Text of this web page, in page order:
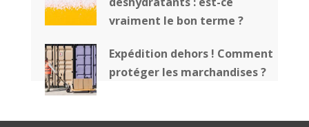
vraiment le bon terme ?
Expédition dehors ! Comment
protéger les marchandises ?